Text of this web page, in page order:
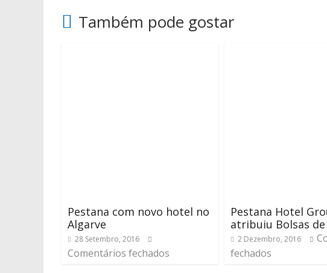
Também pode gostar
Pestana com novo hotel no
Algarve
28 Setembro, 2016
Comentários fechados
Pestana Hotel
atribuiu Bolsas
2 Dezembro, 2016
fechados